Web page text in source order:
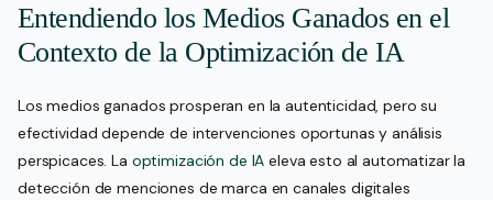
Entendiendo los Medios Ganados en el
Contexto de la Optimización de IA
Los medios ganados prosperan en la autenticidad, pero su
efectividad depende de intervenciones oportunas y análisis
perspicaces. La optimización de IA eleva esto al automatizar la
detección de menciones de marca en canales digitales